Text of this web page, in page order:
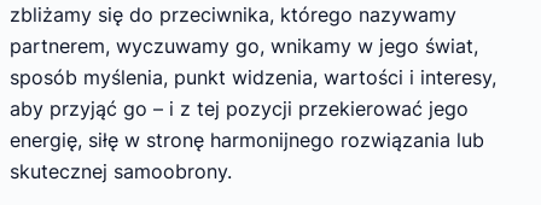
zbliżamy się do przeciwnika, którego nazywamy
partnerem, wyczuwamy go, wnikamy w jego świat,
sposób myślenia, punkt widzenia, wartości i interesy,
aby przyjąć go – i z tej pozycji przekierować jego
energię, siłę w stronę harmonijnego rozwiązania lub
skutecznej samoobrony.